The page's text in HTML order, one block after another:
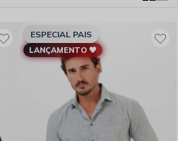
LANÇAMENTO 🖤
ESPECIAL PAIS